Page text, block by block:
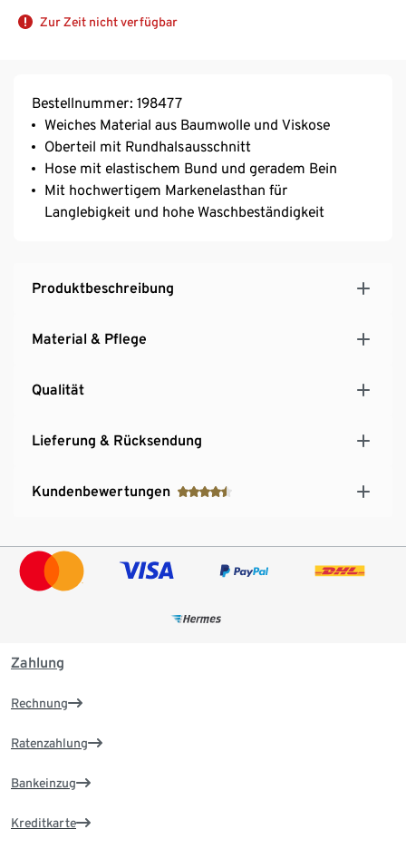
Zur Zeit nicht verfügbar
Bestellnummer: 198477
Weiches Material aus Baumwolle und Viskose
Oberteil mit Rundhalsausschnitt
Hose mit elastischem Bund und geradem Bein
Mit hochwertigem Markenelasthan für
Langlebigkeit und hohe Waschbeständigkeit
Produktbeschreibung
Material & Pflege
Qualität
Lieferung & Rücksendung
Kundenbewertungen
Zahlung
Rechnung
Ratenzahlung
Bankeinzug
Kreditkarte